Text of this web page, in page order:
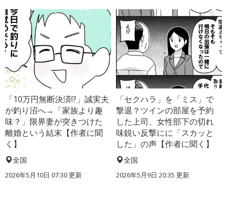
「10万円無断決済!?」誠実夫
が釣り沼へ→「家族より趣
味？」限界妻が突きつけた
離婚という結末【作者に聞
く】
全国
2026年5月10日 07:30 更新
「セクハラ」を「ミス」で
撃退？ツインの部屋を予約
した上司、女性部下の切れ
味鋭い反撃にに「スカッと
した」の声【作者に聞く】
全国
2026年5月9日 20:35 更新